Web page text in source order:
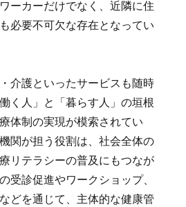
ーカーだけでなく、近隣に住
必要不可欠な存在となってい
介護といったサービスも随時
く人」と「暮らす人」の垣根
体制の実現が模索されてい
関が担う役割は、社会全体の
リテラシーの普及にもつなが
受診促進やワークショップ、
どを通じて、主体的な健康管